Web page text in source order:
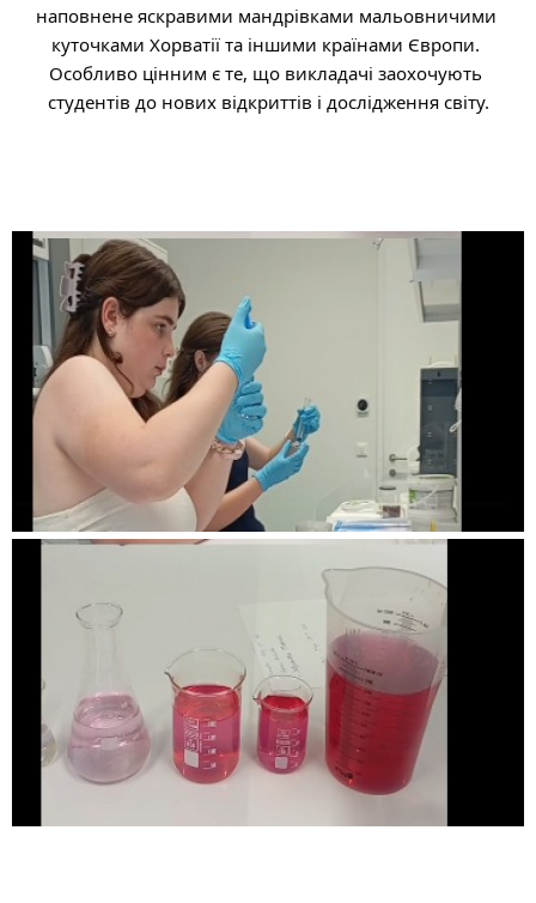
наповнене яскравими мандрівками мальовничими
куточками Хорватії та іншими країнами Європи.
Особливо цінним є те, що викладачі заохочують
студентів до нових відкриттів і дослідження світу.